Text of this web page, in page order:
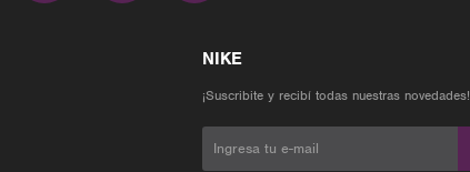
¡Suscribite y recibí todas nuestras novedades!